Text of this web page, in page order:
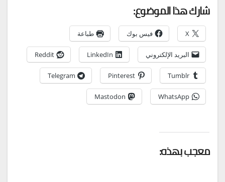
شارك هذا الموضوع:
X فيس بوك طباعة
البريد الإلكتروني LinkedIn
Reddit
Tumblr
Pinterest
Telegram
WhatsApp
Mastodon
معجب بهذه: